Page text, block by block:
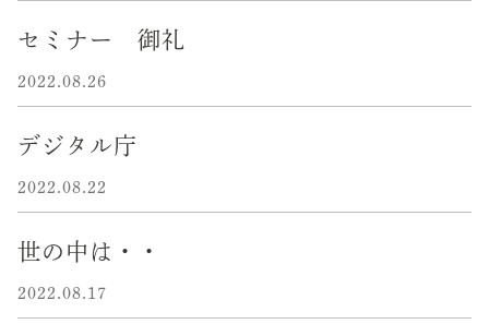
セミナー 御礼
2022.08.26
デジタル庁
2022.08.22
世の中は・・
2022.08.17